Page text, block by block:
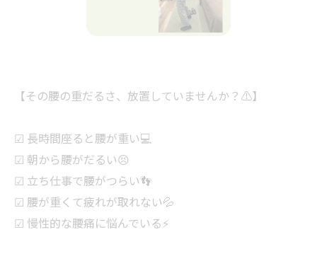
【その腰の重だるさ、放置していませんか？⚠️】
☑ 長時間座ると腰が重い💻
☑ 朝から腰がだるい😣
☑ 立ち仕事で腰がつらい👣
☑ 腰が重くて疲れが取れない💦
☑ 慢性的な腰痛に悩んでいる⚡